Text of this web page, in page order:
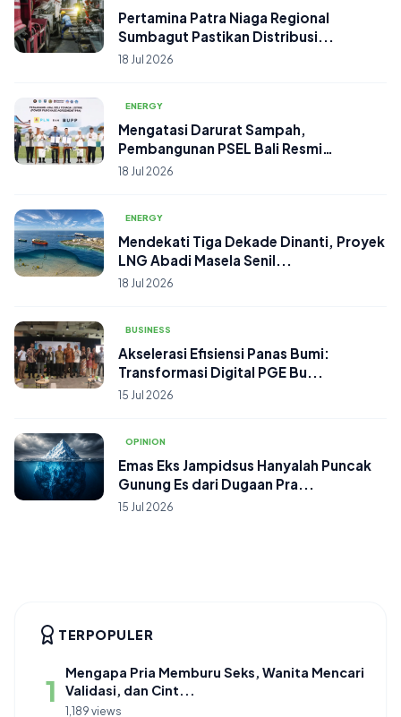
Pertamina Patra Niaga Regional
Sumbagut Pastikan Distribusi...
18 Jul 2026
ENERGY
Mengatasi Darurat Sampah,
Pembangunan PSEL Bali Resmi
Dimula...
18 Jul 2026
ENERGY
Mendekati Tiga Dekade Dinanti, Proyek
LNG Abadi Masela Senil...
18 Jul 2026
BUSINESS
Akselerasi Efisiensi Panas Bumi:
Transformasi Digital PGE Bu...
15 Jul 2026
OPINION
Emas Eks Jampidsus Hanyalah Puncak
Gunung Es dari Dugaan Pra...
15 Jul 2026
TERPOPULER
1
Mengapa Pria Memburu Seks, Wanita Mencari
Validasi, dan Cint...
1,189 views